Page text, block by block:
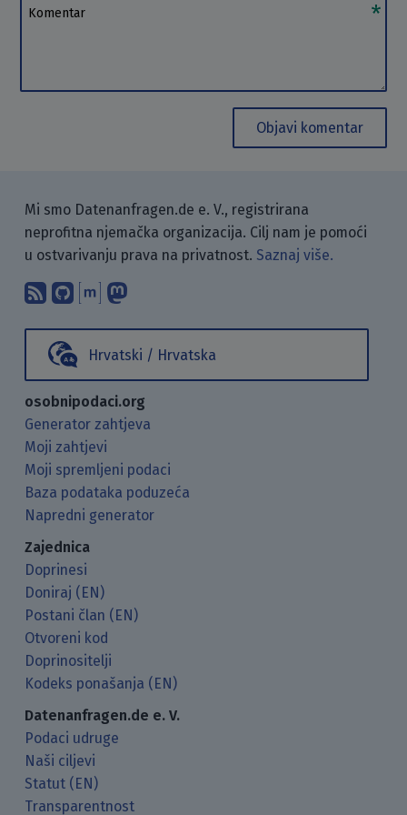
Komentar
Objavi komentar
Mi smo Datenanfragen.de e. V., registrirana
neprofitna njemačka organizacija. Cilj nam je pomoći
u ostvarivanju prava na privatnost. Saznaj više.
Pretplati se na naš blog koristeći
Pronađi nas na GitHubu.
Raspravljaj s nama putem
Hrvatski / Hrvatska
osobnipodaci.org
Generator zahtjeva
Moji zahtjevi
Moji spremljeni podaci
Baza podataka poduzeća
Napredni generator
Zajednica
Doprinesi
Doniraj (EN)
Postani član (EN)
Otvoreni kod
Doprinositelji
Kodeks ponašanja (EN)
Datenanfragen.de e. V.
Podaci udruge
Naši ciljevi
Statut (EN)
Transparentnost